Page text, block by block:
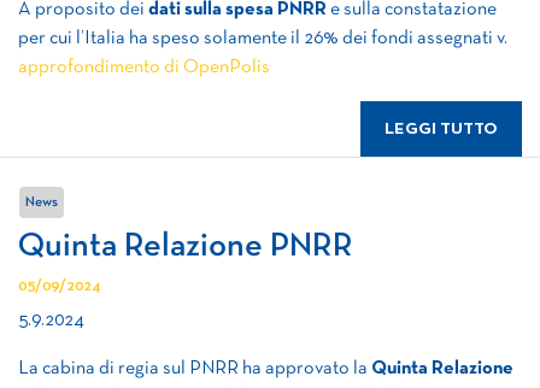
A proposito dei dati sulla spesa PNRR e sulla constatazione
per cui l’Italia ha speso solamente il 26% dei fondi assegnati v.
approfondimento di OpenPolis
LEGGI TUTTO
News
Quinta Relazione PNRR
05/09/2024
5.9.2024
La cabina di regia sul PNRR ha approvato la Quinta Relazione